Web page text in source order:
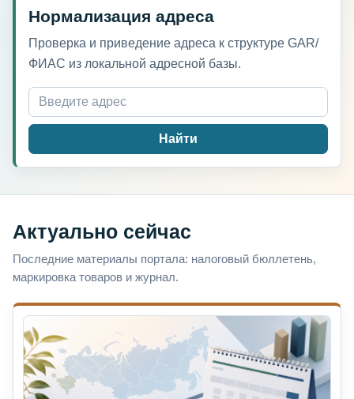
Нормализация адреса
Проверка и приведение адреса к структуре GAR/
ФИАС из локальной адресной базы.
Найти
Актуально сейчас
Последние материалы портала: налоговый бюллетень,
маркировка товаров и журнал.